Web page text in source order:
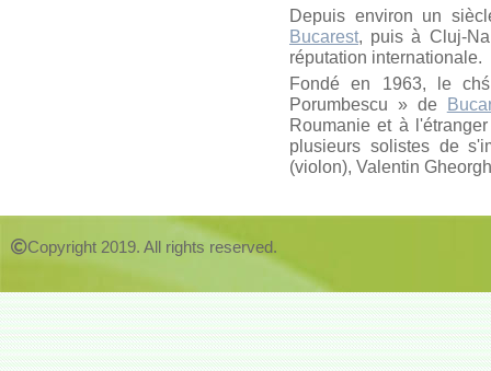
Depuis environ un
Bucarest, puis à Cluj-
réputation internationale.
Fondé en 1963, le
Porumbescu » de
Roumanie et à
plusieurs solistes de
(violon), Valentin
Copyright 2019. All rights reserved.